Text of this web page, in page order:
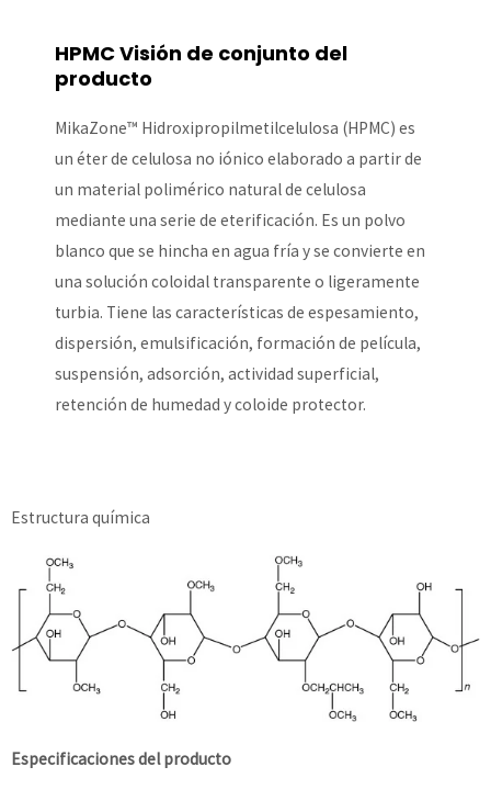
HPMC Visión de conjunto del
producto
MikaZone™ Hidroxipropilmetilcelulosa (HPMC) es
un éter de celulosa no iónico elaborado a partir de
un material polimérico natural de celulosa
mediante una serie de eterificación. Es un polvo
blanco que se hincha en agua fría y se convierte en
una solución coloidal transparente o ligeramente
turbia. Tiene las características de espesamiento,
dispersión, emulsificación, formación de película,
suspensión, adsorción, actividad superficial,
retención de humedad y coloide protector.
Estructura química
Especificaciones del producto